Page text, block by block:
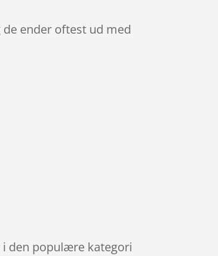
ender oftest ud med
i den populære kategori